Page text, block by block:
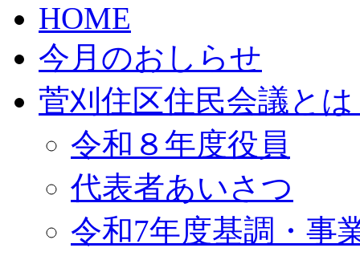
to
contentHOME
今月のおしらせ
菅刈住区住民会議と
令和８年度役員
代表者あいさつ
令和7年度基調・事